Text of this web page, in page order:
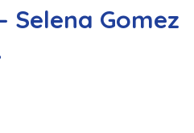
Selena Gomez